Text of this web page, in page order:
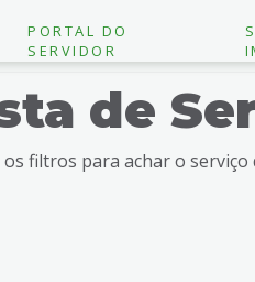
PORTAL DO
SERVIDOR
de
os filtros para achar o serviço